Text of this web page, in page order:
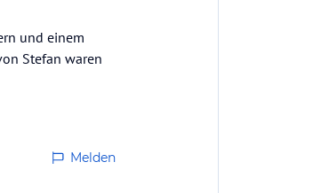
und einem
Stefan waren
Melden